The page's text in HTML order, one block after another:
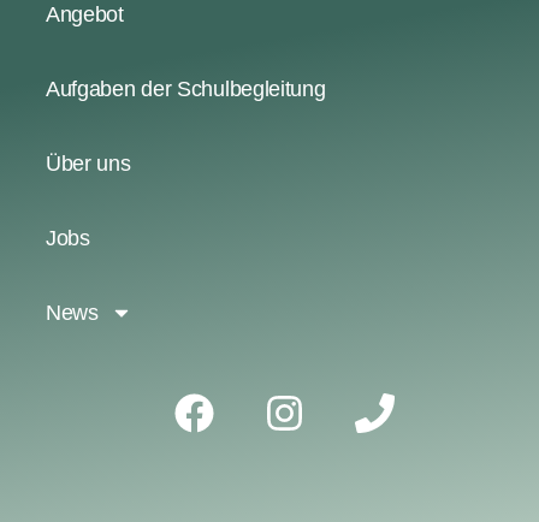
Angebot
Aufgaben der Schulbegleitung
Über uns
Jobs
News